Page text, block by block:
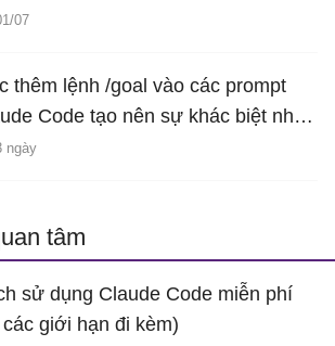
07
thêm lệnh /goal vào các prompt
Code tạo nên sự khác biệt như
ngày
tâm
sử dụng Claude Code miễn phí
các giới hạn đi kèm)